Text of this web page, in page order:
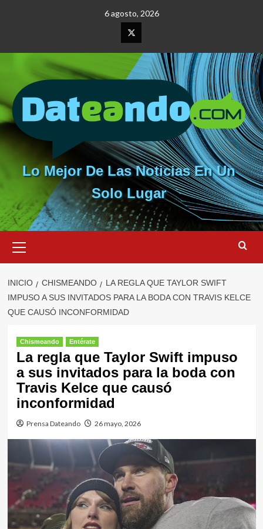
6 agosto, 2026
Elemento
del
menú
Lo Mejor De Las Noticias En Un
Solo Lugar
primario
INICIO CHISMEANDO
LA REGLA QUE TAYLOR SWIFT
IMPUSO A SUS INVITADOS PARA LA BODA CON TRAVIS KELCE
QUE CAUSÓ INCONFORMIDAD
Chismeando Entérate
La regla que Taylor Swift impuso
a sus invitados para la boda con
Travis Kelce que causó
inconformidad
Prensa Dateando 26 mayo, 2026